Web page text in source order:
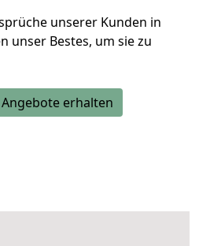
unserer Kunden in
unser Bestes, um sie zu
erhalten